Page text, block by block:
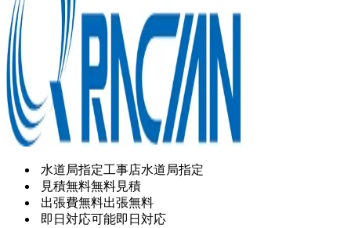
水道局指定工事店水道局指定
見積無料無料見積
出張費無料出張無料
即日対応可能即日対応